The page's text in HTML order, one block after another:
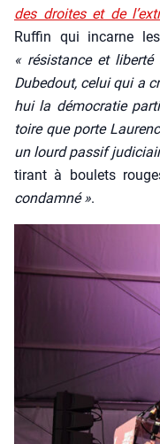
des droites et de
Ruf­fin qui incarne
« résis­tance et liber­té
Dube­dout, celui qui a
hui la démo­cra­tie
toire que porte
un lourd pas­sif
tirant à bou­lets
condam­né ».